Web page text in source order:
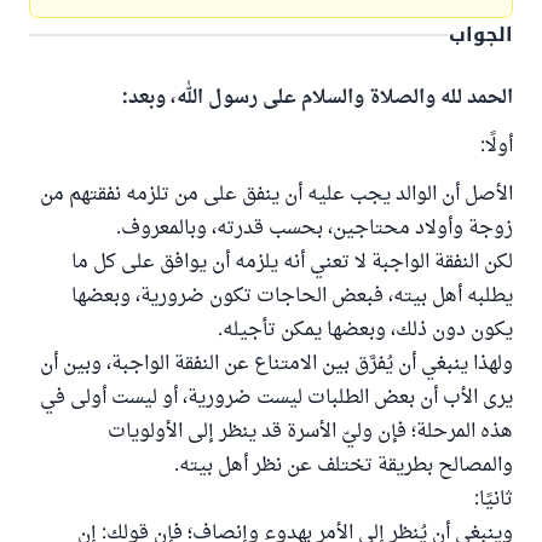
الجواب
الحمد لله والصلاة والسلام على رسول الله، وبعد:
أولًا:
الأصل أن الوالد يجب عليه أن ينفق على من تلزمه نفقتهم من
زوجة وأولاد محتاجين، بحسب قدرته، وبالمعروف.
لكن النفقة الواجبة لا تعني أنه يلزمه أن يوافق على كل ما
يطلبه أهل بيته، فبعض الحاجات تكون ضرورية، وبعضها
يكون دون ذلك، وبعضها يمكن تأجيله.
ولهذا ينبغي أن يُفرَّق بين الامتناع عن النفقة الواجبة، وبين أن
يرى الأب أن بعض الطلبات ليست ضرورية، أو ليست أولى في
هذه المرحلة؛ فإن وليّ الأسرة قد ينظر إلى الأولويات
والمصالح بطريقة تختلف عن نظر أهل بيته.
ثانيًا:
وينبغي أن يُنظر إلى الأمر بهدوء وإنصاف؛ فإن قولك: إن